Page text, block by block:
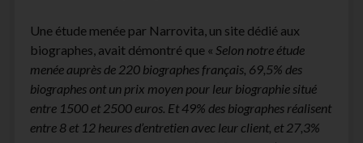
Une étude menée par Narrovita, un site dédié aux
biographes, avait démontré que « Selon notre étude
menée auprès de 220 biographes français, 69,5% des
biographes ont un prix moyen pour leur biographie situé
entre 1500 et 2500 euros. Et 49% des biographes réalisent
entre 8 et 12 heures d’entretien avec leur client, et 27,3%